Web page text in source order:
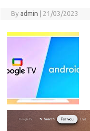
Byadmin 21/03/2023